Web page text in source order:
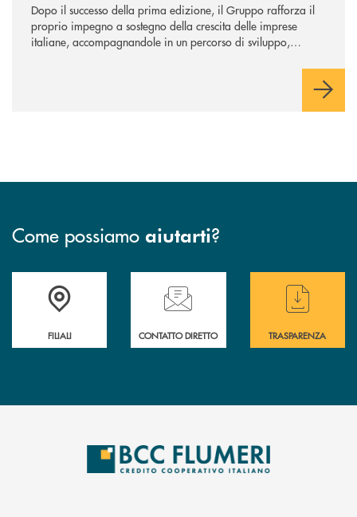
Dopo il successo della prima edizione, il Gruppo rafforza il
proprio impegno a sostegno della crescita delle imprese
italiane, accompagnandole in un percorso di sviluppo,
Come possiamo aiutarti?
Trova la filiale più vicina a te
FILIALI
Hai bisogno di assistenza immediata ?
CONTATTO DIRETTO
Hai bisogno di
TRASPARENZA